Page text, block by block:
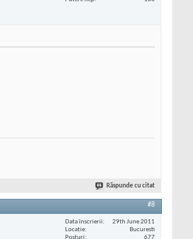
Răspunde cu citat
#8
Data înscrierii
29th June 2011
Locaţie
Bucuresti
Posturi
677